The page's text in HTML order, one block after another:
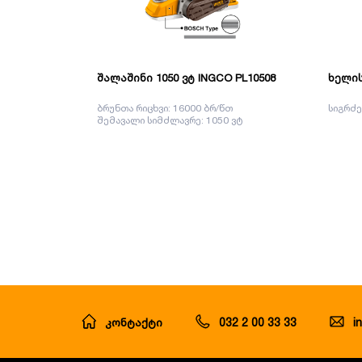
შალაშინი 1050 ვტ INGCO PL10508
ბრუნთა რიცხვი: 16000 ბრ/წთ
შემავალი სიმძლავრე: 1050 ვტ
კონტაქტი 032 2 00 33 33